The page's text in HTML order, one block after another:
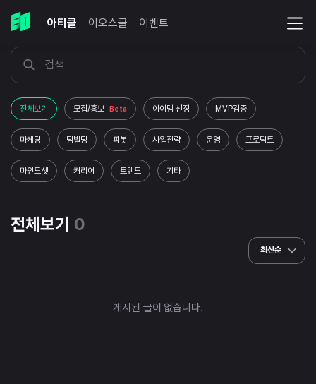
아티클 이오스쿨 이벤트
전체보기 모집/홍보 Beta 아이템 선정 MVP검증
마케팅 팀빌딩 피봇 사업전략 운영 프로덕트
마인드셋 커리어 트렌드 기타
전체보기 0
최신순
게시된 글이 없습니다.